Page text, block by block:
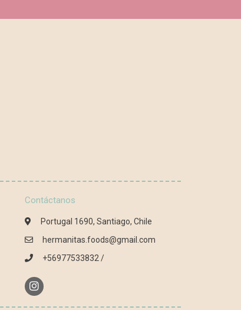
Contáctanos
Portugal 1690, Santiago, Chile
hermanitas.foods@gmail.com
+56977533832 /